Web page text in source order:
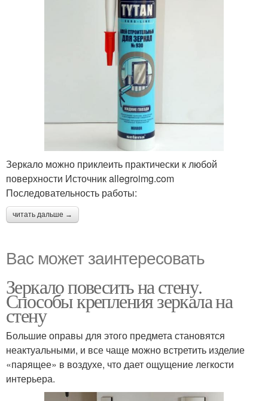
Зеркало можно приклеить практически к любой
поверхности Источник allegroimg.com
Последовательность работы:
читать дальше →
Вас может заинтересовать
Зеркало повесить на стену.
Способы крепления зеркала на
стену
Большие оправы для этого предмета становятся
неактуальными, и все чаще можно встретить изделие
«парящее» в воздухе, что дает ощущение легкости
интерьера.